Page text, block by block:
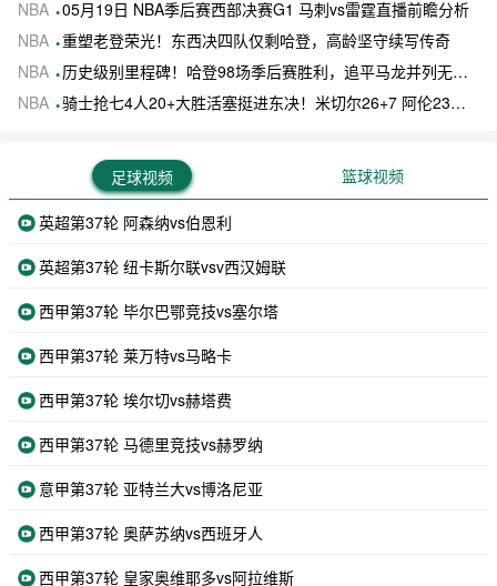
NBA 05月19日 NBA季后赛西部决赛G1 马刺vs雷霆直播前瞻分析
NBA 重塑老登荣光！东西决四队仅剩哈登，高龄坚守续写传奇
NBA
历史级别里程碑！哈登98场季后赛胜利，追平马龙并列无冠球员历史第一
NBA 骑士抢七4人20+大胜活塞挺进东决！米切尔26+7 阿伦23分 梅里尔23分 詹金斯17分
足球视频 篮球视频
英超第37轮 阿森纳vs伯恩利
英超第37轮 纽卡斯尔联vsv西汉姆联
西甲第37轮 毕尔巴鄂竞技vs塞尔塔
西甲第37轮 莱万特vs马略卡
西甲第37轮 埃尔切vs赫塔费
西甲第37轮 马德里竞技vs赫罗纳
意甲第37轮 亚特兰大vs博洛尼亚
西甲第37轮 奥萨苏纳vs西班牙人
西甲第37轮 皇家奥维耶多vs阿拉维斯